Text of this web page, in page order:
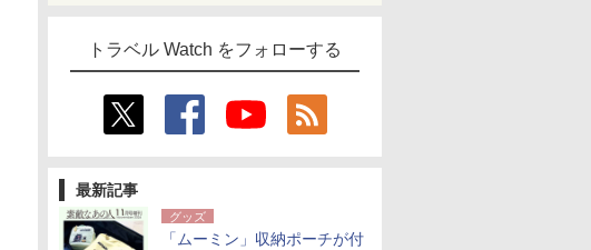
トラベル Watch をフォローする
最新記事
グッズ
「ムーミン」収納ポーチが付